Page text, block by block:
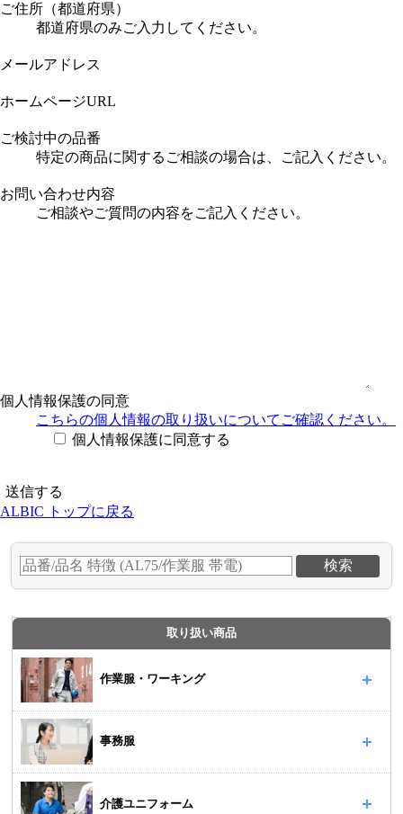
ご住所（都道府県）
都道府県のみご入力してください。
メールアドレス
ホームページURL
ご検討中の品番
特定の商品に関するご相談の場合は、ご記入ください。
お問い合わせ内容
ご相談やご質問の内容をご記入ください。
個人情報保護の同意
こちらの個人情報の取り扱いについてご確認ください。
個人情報保護に同意する
ALBIC トップに戻る
取り扱い商品
作業服・ワーキング
事務服
介護ユニフォーム